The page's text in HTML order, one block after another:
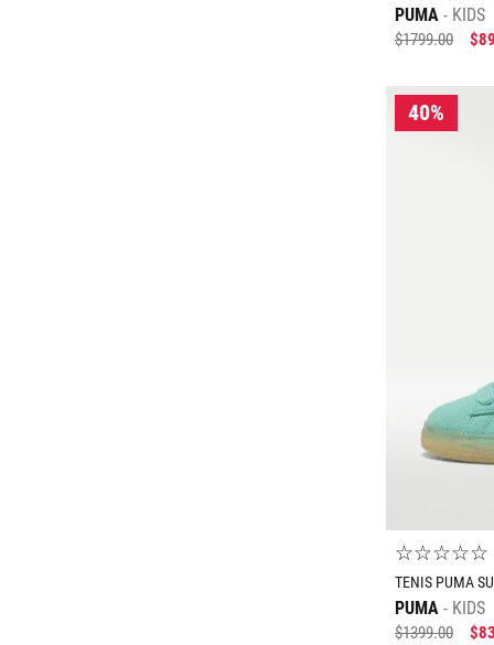
PUMA KIDS
$1799.00 $
☆☆☆☆☆
TENIS PUMA
PUMA KIDS
$1399.00 $